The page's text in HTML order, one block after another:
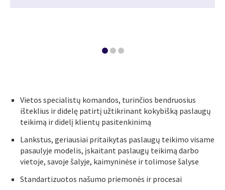
Vietos specialistų komandos, turinčios bendruosius
išteklius ir didelę patirtį užtikrinant kokybišką paslaugų
teikimą ir didelį klientų pasitenkinimą
Lankstus, geriausiai pritaikytas paslaugų teikimo visame
pasaulyje modelis, įskaitant paslaugų teikimą darbo
vietoje, savoje šalyje, kaimyninėse ir tolimose šalyse
Standartizuotos našumo priemonės ir procesai